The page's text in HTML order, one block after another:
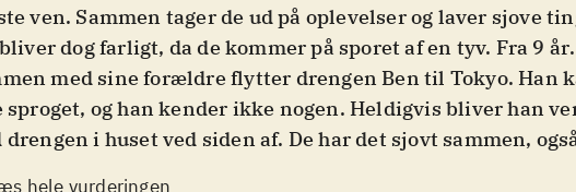
ven. Sammen tager de ud på oplevelser og laver sjove
dog farligt, da de kommer på sporet af en tyv. Fra 9 år.
med sine forældre flytter drengen Ben til Tokyo. Han
sproget, og han kender ikke nogen. Heldigvis bliver han
drengen i huset ved siden af. De har det sjovt sammen,
hele vurderingen